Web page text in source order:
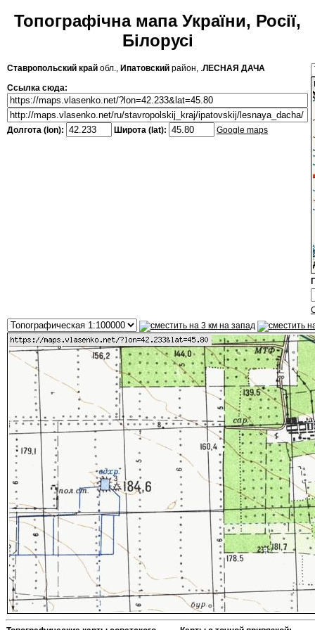
Топографічна мапа України, Росії,
Білорусі
Ставропольский край обл., Ипатовский район, .ЛЕСНАЯ ДАЧА
Ссылка сюда:
Долгота (lon): Широта (lat): Google maps